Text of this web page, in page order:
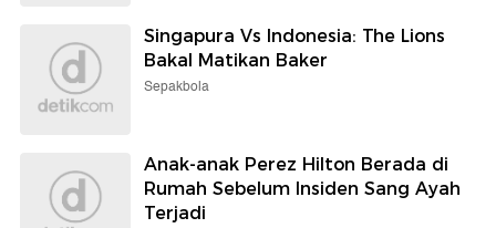
Singapura Vs Indonesia: The Lions
Bakal Matikan Baker
Sepakbola
Anak-anak Perez Hilton Berada di
Rumah Sebelum Insiden Sang Ayah
Terjadi